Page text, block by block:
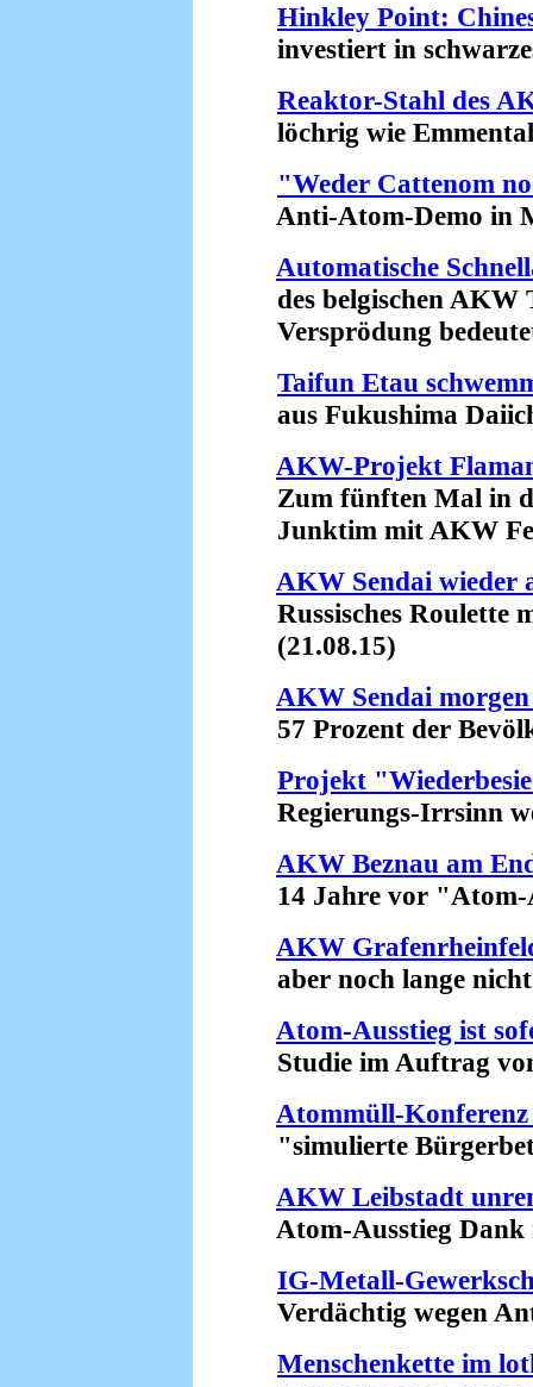
Hinkley Point:
investiert in
Reaktor-Stahl des
löchrig wie
"Weder Cattenom
Anti-Atom-Demo in
Automatische
des belgischen AKW
Versprödung bedeutet
Taifun Etau
aus Fukushima
AKW-Projekt
Zum fünften Mal in
Junktim mit AKW
AKW Sendai wieder
Russisches Roulette
(21.08.15)
AKW Sendai
57 Prozent der
Projekt
Regierungs-Irrsinn
AKW Beznau am
14 Jahre vor "Atom-
AKW
aber noch lange nicht
Atom-Ausstieg ist
Studie im Auftrag von
Atommüll-
"simulierte
AKW Leibstadt
Atom-Ausstieg Dank
IG-Metall-
Verdächtig wegen
Menschenkette im